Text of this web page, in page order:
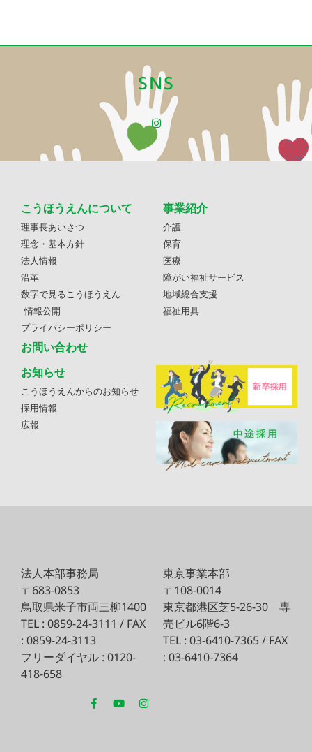
SNS
こうほうえんについて
理事長あいさつ
理念・基本方針
法人情報
沿革
数字で見るこうほうえん
情報公開
プライバシーポリシー
お問い合わせ
事業紹介
介護
保育
医療
障がい福祉サービス
地域総合支援
福祉用具
お知らせ
こうほうえんからのお知らせ
採用情報
広報
法人本部事務局
〒683-0853
鳥取県米子市両三柳1400
TEL : 0859-24-3111 / FAX
: 0859-24-3113
フリーダイヤル : 0120-
418-658
東京事業本部
〒108-0014
東京都港区芝5-26-30 専
売ビル6階6-3
TEL : 03-6410-7365 / FAX
: 03-6410-7364